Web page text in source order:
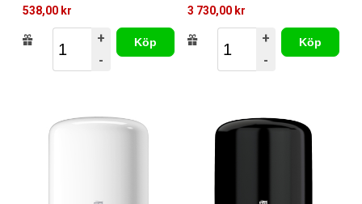
538,00 kr
+
-
Köp
3 730,00 kr
+
-
Köp